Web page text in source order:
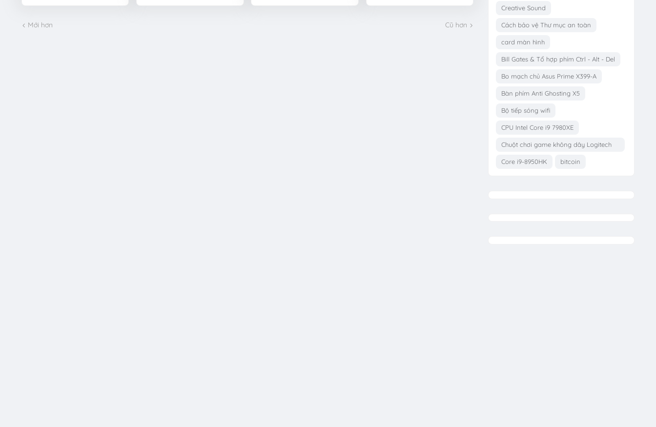
Mới hơn Cũ hơn
Creative Sound
Cách bảo vệ Thư mục an toàn
card màn hình
Bill Gates & Tổ hợp phím Ctrl - Alt - Del
Bo mạch chủ Asus Prime X399-A
Bàn phím Anti Ghosting X5
Bộ tiếp sóng wifi
CPU Intel Core i9 7980XE
Chuột chơi game không dây Logitech
G703
Core i9-8950HK bitcoin